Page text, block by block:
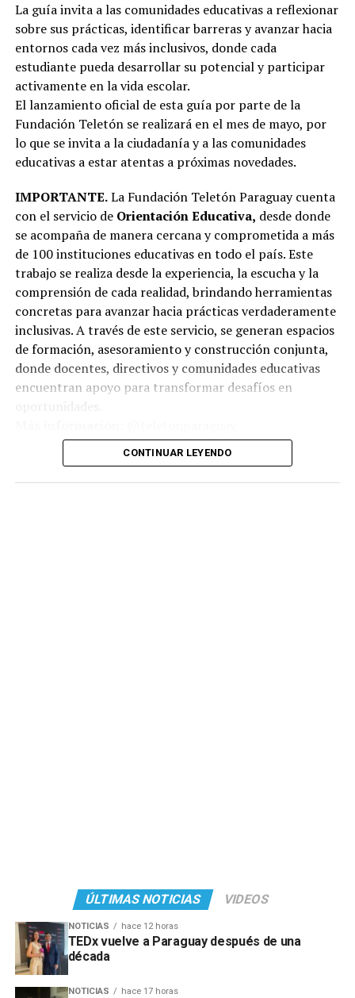
La guía invita a las comunidades educativas a reflexionar
sobre sus prácticas, identificar barreras y avanzar hacia
entornos cada vez más inclusivos, donde cada
estudiante pueda desarrollar su potencial y participar
activamente en la vida escolar.
El lanzamiento oficial de esta guía por parte de la
Fundación Teletón se realizará en el mes de mayo, por
lo que se invita a la ciudadanía y a las comunidades
educativas a estar atentas a próximas novedades.
IMPORTANTE.La Fundación Teletón Paraguay cuenta
con el servicio de Orientación Educativa, desde donde
se acompaña de manera cercana y comprometida a más
de 100 instituciones educativas en todo el país. Este
trabajo se realiza desde la experiencia, la escucha y la
comprensión de cada realidad, brindando herramientas
concretas para avanzar hacia prácticas verdaderamente
inclusivas. A través de este servicio, se generan espacios
de formación, asesoramiento y construcción conjunta,
donde docentes, directivos y comunidades educativas
encuentran apoyo para transformar desafíos en
CONTINUAR LEYENDO
ÚLTIMAS NOTICIAS VIDEOS
NOTICIAS hace 12 horas
TEDx vuelve a Paraguay después de una
década
NOTICIAS hace 17 horas